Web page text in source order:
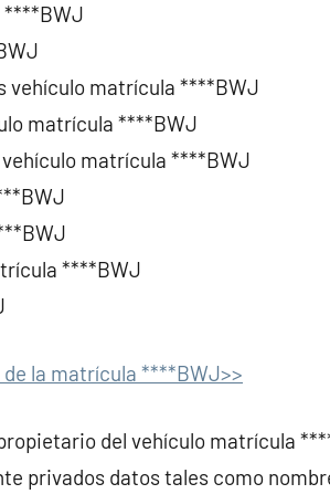
****BWJ
vehículo matrícula ****BWJ
matrícula ****BWJ
matrícula ****BWJ
****BWJ
la matrícula ****BWJ>>
del vehículo matrícula
privados datos tales como